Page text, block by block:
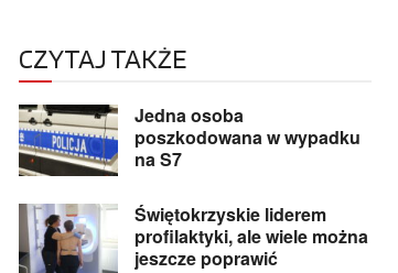
CZYTAJ TAKŻE
Jedna osoba
poszkodowana w wypadku
na S7
Świętokrzyskie liderem
profilaktyki, ale wiele można
jeszcze poprawić